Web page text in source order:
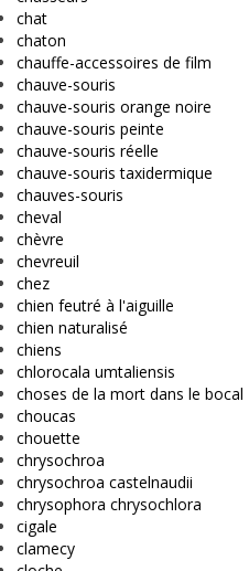
chat
chaton
chauffe-accessoires de film
chauve-souris
chauve-souris orange noire
chauve-souris peinte
chauve-souris réelle
chauve-souris taxidermique
chauves-souris
cheval
chèvre
chevreuil
chez
chien feutré à l'aiguille
chien naturalisé
chiens
chlorocala umtaliensis
choses de la mort dans le bocal
choucas
chouette
chrysochroa
chrysochroa castelnaudii
chrysophora chrysochlora
cigale
clamecy